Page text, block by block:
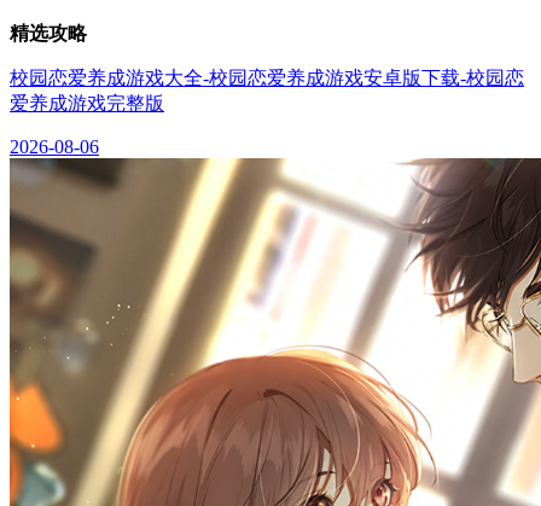
精选攻略
校园恋爱养成游戏大全-校园恋爱养成游戏安卓版下载-校园恋
爱养成游戏完整版
2026-08-06